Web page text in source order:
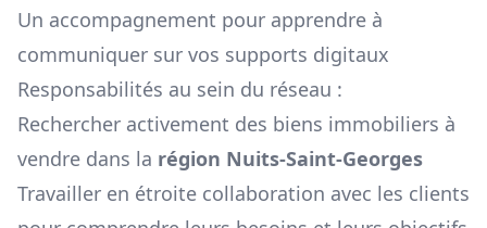
Un accompagnement pour apprendre à
communiquer sur vos supports digitaux
Responsabilités au sein du réseau :
Rechercher activement des biens immobiliers à
vendre dans la région Nuits-Saint-Georges
Travailler en étroite collaboration avec les clients